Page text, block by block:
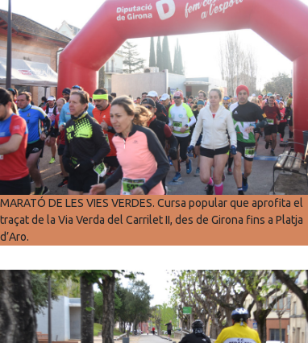
MARATÓ DE LES VIES VERDES. Cursa popular que aprofita el
traçat de la Via Verda del Carrilet II, des de Girona fins a Platja
d’Aro.